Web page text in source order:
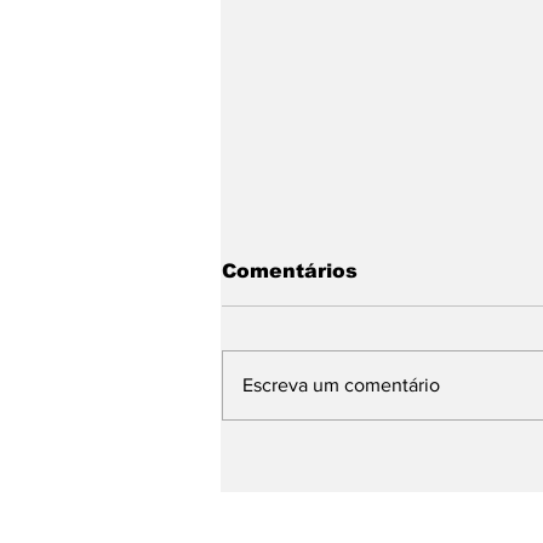
Comentários
Escreva um comentário